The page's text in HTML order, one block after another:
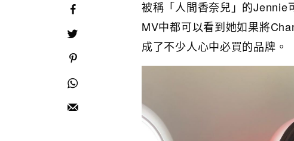
被稱「人間香奈兒」的Jennie
MV中都可以看到她如果將
成了不少人心中必買的品牌。